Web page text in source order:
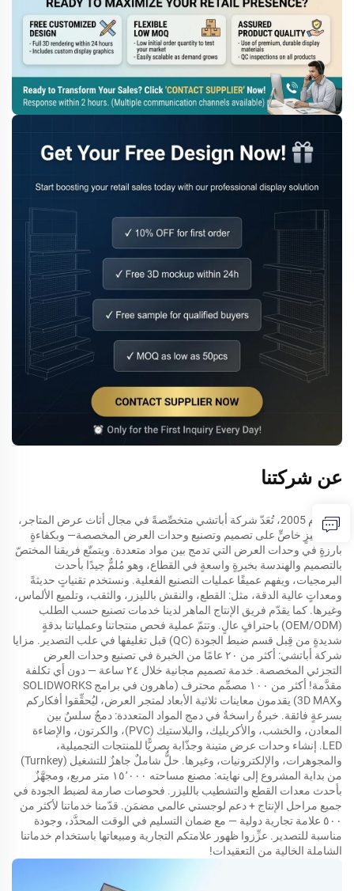
عن شركتنا
منذ عام 2005، تُعَدّ شركة أباتشي متخصِّصةً في مجال أثاث عرض المتاجر،
مع تركيزٍ خاصٍّ على تصميم وتصنيع وحدات العرض المخصصة— وبكفاءةٍ
بارزةٍ في وحدات العرض التي تدمج بين مواد متعددة. ويتمتّع فريقنا المختصّ
بالتصميم والهندسة بخبرةٍ واسعةٍ في القطاع، وهو مُلمٌّ جيدًا بأحدث
البرمجيات، ويفهم عميقًا عمليات التصنيع الفعلية. ونستخدم تقنياتٍ حديثةً
ومعداتٍ عالية الدقة، مثل: القطع، والنقش بالليزر، والثقب، وتلميع الألماس،
وغيرها. كما يقدّم فريق الإنتاج الماهر لدينا خدمات تصنيع حسب الطلب
(OEM/ODM) باحترافٍ عالٍ. وتتمّ عملية فحص منتجاتنا وعملياتنا بدقةٍ
شديدةٍ من قِبل قسم ضبط الجودة (QC) قبل تغليفها في علب التصدير. مزايا
شركة أباتشي: أكثر من ٢٠ عامًا من الخبرة في تصنيع وحدات العرض
التجزئي المخصصة. خدمة تصميم مجانية خلال ٢٤ ساعة — دون أي تكلفة
مقدَّمة! أكثر من ١٠٠ مصمِّم محترف (ماهرون في برامج SOLIDWORKS
و3D MAX) يقدمون معاينات ثلاثية الأبعاد لمتجر العرض، ليُحقِّقوا أفكاركم
بسرعةٍ فائقة. خبرةٌ راسخةٌ في دمج المواد المتعددة: دمجٌ سلسٌ بين
المعادن، والخشب، والأكريليك، والبلاستيك (PVC)، والكرتون، والإضاءة
LED. إنشاء وحدات عرض متينة وجذّابة بصريًّا للمنتجات التجميلية،
والمجوهرات، والإلكترونيات، وغيرها. حلٌّ شاملٌ جاهزٌ للتشغيل (Turnkey)
من بداية المشروع إلى نهايته: مصنع مساحته ١٥٬٠٠٠ متر مربع، ومجهَّزٌ
بأحدث معدات القطع والتشطيب بالليزر. فحوصات صارمة لضبط الجودة في
جميع مراحل الإنتاج + دعم لوجستي عالمي مضمَن. قدّمنا خدماتنا لأكثر من
٥٠٠ علامة تجارية دولية — مع ضمان التسليم في الوقت المحدَّد، وجودة
مناسبة للتصدير. عزِّزوا ظهور علامتكم التجارية ومبيعاتها باستخدام خدماتنا
الشاملة الخالية من التعقيدات!